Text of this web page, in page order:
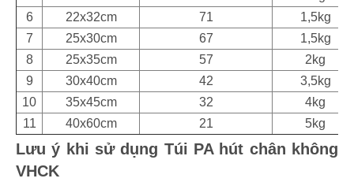
6
22x32cm 71
1,5kg
7
25x30cm 67
1,5kg
8
25x35cm 57
2kg
9
30x40cm 42
3,5kg
10
35x45cm 32
4kg
11
40x60cm 21 5kg
Lưu ý khi sử dụng Túi PA hút chân không
VHCK